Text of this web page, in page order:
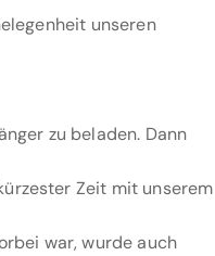
unseren
zu beladen. Dann
Zeit mit unserem
war, wurde auch